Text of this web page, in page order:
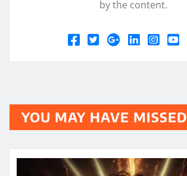
by the content.
YOU MAY HAVE MISSED